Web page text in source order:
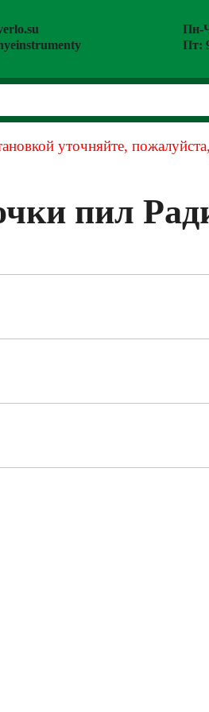
Пн-
Пт:
уточняйте,
пил